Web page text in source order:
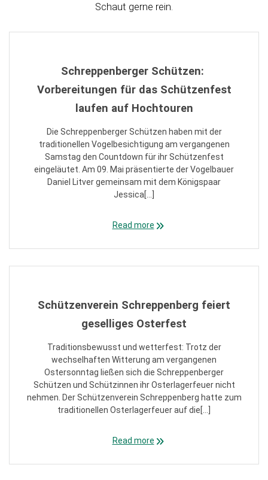
Schaut gerne rein.
Schreppenberger Schützen:
Vorbereitungen für das Schützenfest
laufen auf Hochtouren
Die Schreppenberger Schützen haben mit der
traditionellen Vogelbesichtigung am vergangenen
Samstag den Countdown für ihr Schützenfest
eingeläutet. Am 09. Mai präsentierte der Vogelbauer
Daniel Litver gemeinsam mit dem Königspaar
Jessica[…]
Read more
Schützenverein Schreppenberg feiert
geselliges Osterfest
Traditionsbewusst und wetterfest: Trotz der
wechselhaften Witterung am vergangenen
Ostersonntag ließen sich die Schreppenberger
Schützen und Schützinnen ihr Osterlagerfeuer nicht
nehmen. Der Schützenverein Schreppenberg hatte zum
traditionellen Osterlagerfeuer auf die[…]
Read more